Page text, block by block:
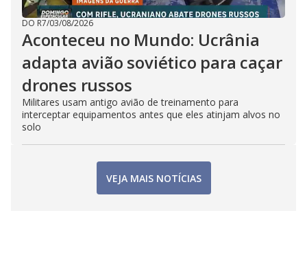
DO R7/03/08/2026
Aconteceu no Mundo: Ucrânia
adapta avião soviético para caçar
drones russos
Militares usam antigo avião de treinamento para
interceptar equipamentos antes que eles atinjam alvos no
solo
VEJA MAIS NOTÍCIAS